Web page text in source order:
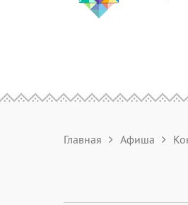
Главная Афиша